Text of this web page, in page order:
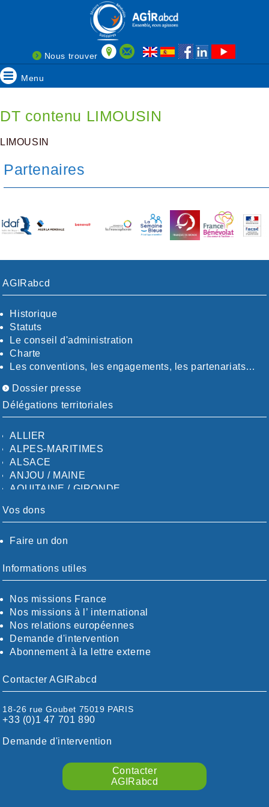
Nous trouver
Menu
DT contenu LIMOUSIN
LIMOUSIN
Partenaires
AGIRabcd
Historique
Statuts
Le conseil d'administration
Charte
Les conventions, les engagements, les partenariats…
Dossier presse
Délégations territoriales
ALLIER
ALPES-MARITIMES
ALSACE
ANJOU / MAINE
AQUITAINE / GIRONDE
AUDE
CALVADOS-ORNE
CHARENTE-MARITIME
CÖTE-D'OR
CÖTES-D'ARMOR
DORDOGNE
DRÖME / ARDÈCHE
ESSONNE
EURE-ET-LOIR
FINISTÈRE
HAUTES-PYRÉNÉES
HÉRAULT
ILLE ET VILAINE
LOIRE / OCÉAN
Vos dons
Faire un don
Informations utiles
Nos missions France
Nos missions à l’ international
Nos relations européennes
Demande d'intervention
Abonnement à la lettre externe
Contacter AGIRabcd
18-26 rue Goubet 75019 PARIS
+33 (0)1 47 701 890
Demande d'intervention
Contacter
AGIRabcd